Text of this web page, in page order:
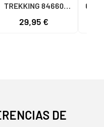
TREKKING 84660
C59810 - - NYLON
29,95 €
DE